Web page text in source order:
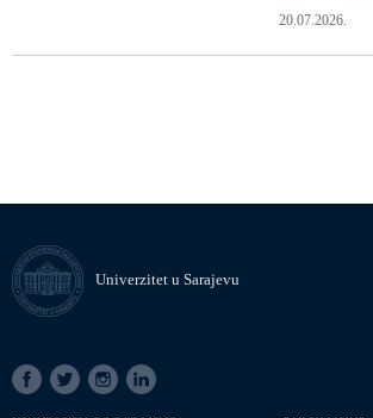
20.07.2026.
Univerzitet u Sarajevu
SOCIAL
LINKS